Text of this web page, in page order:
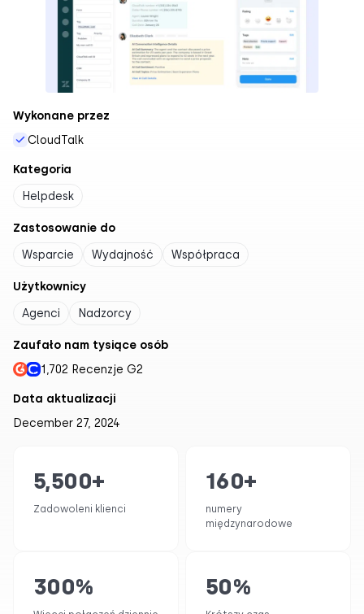
Wykonane przez
CloudTalk
Kategoria
Helpdesk
Zastosowanie do
Wsparcie Wydajność Współpraca
Użytkownicy
Agenci Nadzorcy
Zaufało nam tysiące osób
1,702 Recenzje G2
Data aktualizacji
December 27, 2024
5,500+
Zadowoleni klienci
160+
numery
międzynarodowe
300% 50%